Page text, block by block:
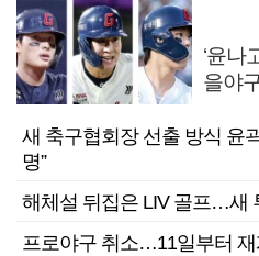
‘윤
을야
새 축구협회장 선출 방식
명”
해체설 뒤집은 LIV 골프…새
프로야구 취소…11일부터 재